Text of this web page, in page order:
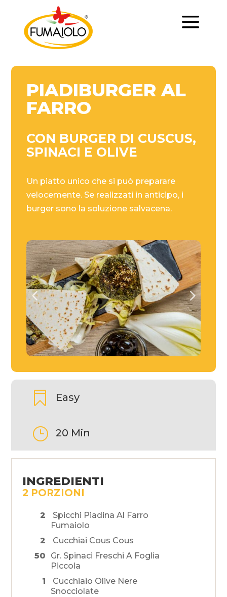
a
PIADIBURGER AL
FARRO
CON BURGER DI CUSCUS,
SPINACI E OLIVE
Un piatto unico che si può preparare
velocemente. Se realizzati in anticipo, i
burger sono la soluzione salvacena.
 Easy
} 20 Min
INGREDIENTI
2 PORZIONI
2
Spicchi Piadina Al Farro
Fumaiolo
2
Cucchiai Cous Cous
50
Gr. Spinaci Freschi A Foglia
Piccola
1
Cucchiaio Olive Nere
Snocciolate